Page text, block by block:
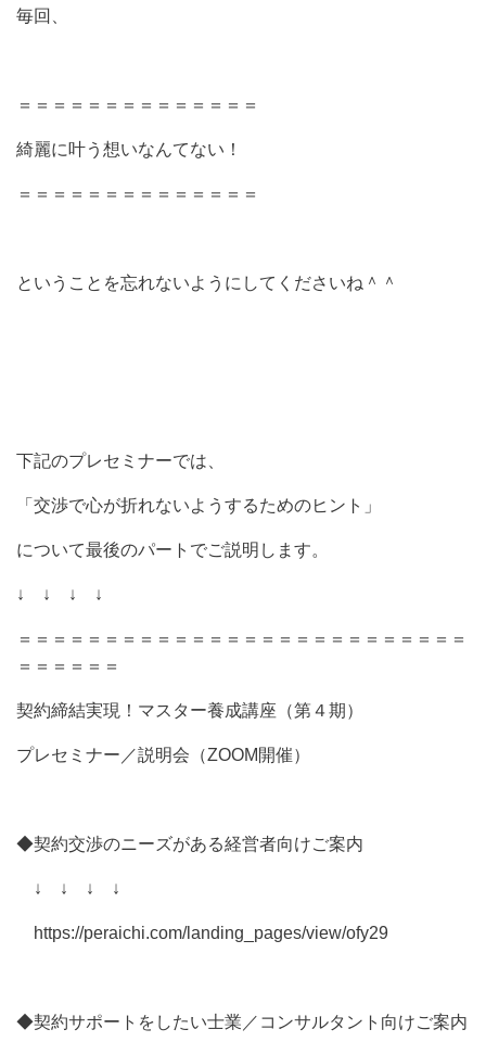
毎回、
＝＝＝＝＝＝＝＝＝＝＝＝＝＝
綺麗に叶う想いなんてない！
＝＝＝＝＝＝＝＝＝＝＝＝＝＝
ということを忘れないようにしてくださいね＾＾
下記のプレセミナーでは、
「交渉で心が折れないようするためのヒント」
について最後のパートでご説明します。
↓ ↓ ↓ ↓
＝＝＝＝＝＝＝＝＝＝＝＝＝＝＝＝＝＝＝＝＝＝＝＝＝＝
＝＝＝＝＝＝
契約締結実現！マスター養成講座（第４期）
プレセミナー／説明会（ZOOM開催）
◆契約交渉のニーズがある経営者向けご案内
↓ ↓ ↓ ↓
https://peraichi.com/landing_pages/view/ofy29
◆契約サポートをしたい士業／コンサルタント向けご案内